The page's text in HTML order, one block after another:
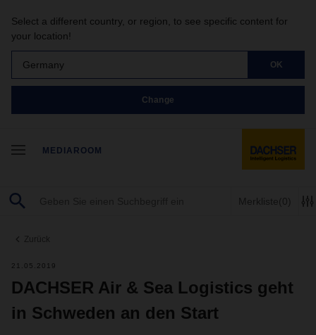
Select a different country, or region, to see specific content for
your location!
Germany OK
Change
MEDIAROOM
Merkliste(0)
Zurück
21.05.2019
DACHSER Air & Sea Logistics geht
in Schweden an den Start